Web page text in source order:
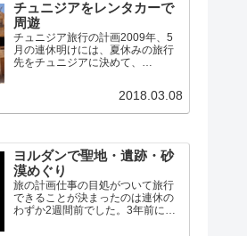
チュニジアをレンタカーで
周遊
チュニジア旅行の計画2009年、5
月の連休明けには、夏休みの旅行
先をチュニジアに決めて、
予約しました。アフリカ大陸は、
私も妻も初めてです。その航空券
2018.03.08
ヨルダンで聖地・遺跡・砂
漠めぐり
旅の計画仕事の目処がついて旅行
できることが決まったのは連休の
わずか2週間前でした。3年前にシ